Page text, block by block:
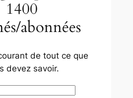
1400
abonnées
de tout ce que
devez savoir.